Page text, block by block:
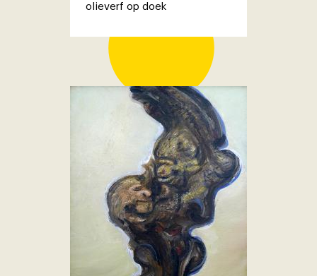
olieverf op doek